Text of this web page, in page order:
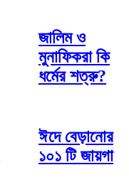
জালিম ও
মুনাফিকরা কি
ধর্মের শত্রু?
ঈদে বেড়ানোর
১০১ টি জায়গা